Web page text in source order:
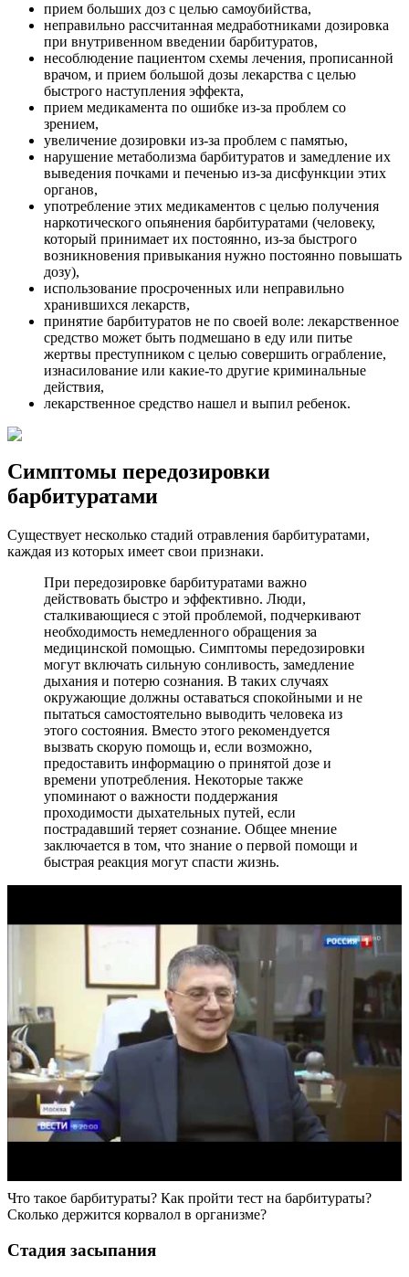
прием больших доз с целью самоубийства,
неправильно рассчитанная медработниками дозировка
при внутривенном введении барбитуратов,
несоблюдение пациентом схемы лечения, прописанной
врачом, и прием большой дозы лекарства с целью
быстрого наступления эффекта,
прием медикамента по ошибке из-за проблем со
зрением,
увеличение дозировки из-за проблем с памятью,
нарушение метаболизма барбитуратов и замедление их
выведения почками и печенью из-за дисфункции этих
органов,
употребление этих медикаментов с целью получения
наркотического опьянения барбитуратами (человеку,
который принимает их постоянно, из-за быстрого
возникновения привыкания нужно постоянно повышать
дозу),
использование просроченных или неправильно
хранившихся лекарств,
принятие барбитуратов не по своей воле: лекарственное
средство может быть подмешано в еду или питье
жертвы преступником с целью совершить ограбление,
изнасилование или какие-то другие криминальные
действия,
лекарственное средство нашел и выпил ребенок.
Симптомы передозировки
барбитуратами
Существует несколько стадий отравления барбитуратами,
каждая из которых имеет свои признаки.
При передозировке барбитуратами важно
действовать быстро и эффективно. Люди,
сталкивающиеся с этой проблемой, подчеркивают
необходимость немедленного обращения за
медицинской помощью. Симптомы передозировки
могут включать сильную сонливость, замедление
дыхания и потерю сознания. В таких случаях
окружающие должны оставаться спокойными и не
пытаться самостоятельно выводить человека из
этого состояния. Вместо этого рекомендуется
вызвать скорую помощь и, если возможно,
предоставить информацию о принятой дозе и
времени употребления. Некоторые также
упоминают о важности поддержания
проходимости дыхательных путей, если
пострадавший теряет сознание. Общее мнение
заключается в том, что знание о первой помощи и
быстрая реакция могут спасти жизнь.
Что такое барбитураты? Как пройти тест на барбитураты?
Сколько держится корвалол в организме?
Стадия засыпания